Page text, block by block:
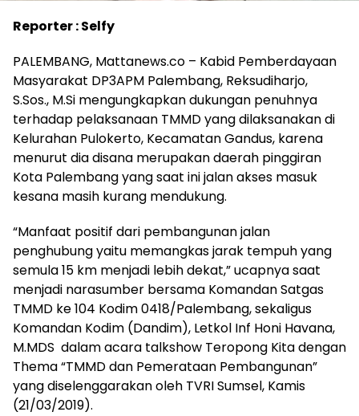
Reporter : Selfy
PALEMBANG, Mattanews.co – Kabid Pemberdayaan
Masyarakat DP3APM Palembang, Reksudiharjo,
S.Sos., M.Si mengungkapkan dukungan penuhnya
terhadap pelaksanaan TMMD yang dilaksanakan di
Kelurahan Pulokerto, Kecamatan Gandus, karena
menurut dia disana merupakan daerah pinggiran
Kota Palembang yang saat ini jalan akses masuk
kesana masih kurang mendukung.
“Manfaat positif dari pembangunan jalan
penghubung yaitu memangkas jarak tempuh yang
semula 15 km menjadi lebih dekat,” ucapnya saat
menjadi narasumber bersama Komandan Satgas
TMMD ke 104 Kodim 0418/Palembang, sekaligus
Komandan Kodim (Dandim), Letkol Inf Honi Havana,
M.MDS dalam acara talkshow Teropong Kita dengan
Thema “TMMD dan Pemerataan Pembangunan”
yang diselenggarakan oleh TVRI Sumsel, Kamis
(21/03/2019).